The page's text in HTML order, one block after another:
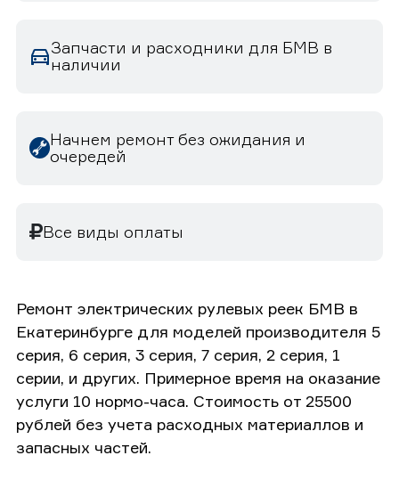
Запчасти и расходники для БМВ в
наличии
Начнем ремонт без ожидания и
очередей
Все виды оплаты
Ремонт электрических рулевых реек БМВ в
Екатеринбурге для моделей производителя 5
серия, 6 серия, 3 серия, 7 серия, 2 серия, 1
серии, и других. Примерное время на оказание
услуги 10 нормо-часа. Стоимость от 25500
рублей без учета расходных материаллов и
запасных частей.